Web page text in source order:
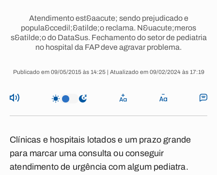
Atendimento est&aacute; sendo prejudicado e
popula&ccedil;&atilde;o reclama. N&uacute;meros
s&atilde;o do DataSus. Fechamento do setor de pediatria
no hospital da FAP deve agravar problema.
Publicado em 09/05/2015 às 14:25 | Atualizado em 09/02/2024 às 17:19
Clínicas e hospitais lotados e um prazo grande
para marcar uma consulta ou conseguir
atendimento de urgência com algum pediatra.